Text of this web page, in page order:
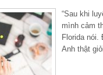
“Sau khi
mình cảm
Florida nói.
Anh thật